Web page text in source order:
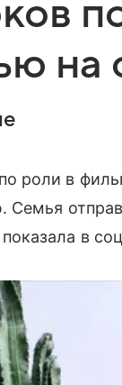
на
роли в
Семья
в